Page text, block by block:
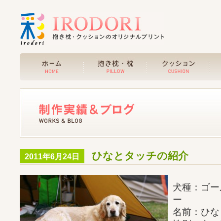
2011年6月24日 ひなとタッチの紹介
犬種：ゴ
ー
名前：ひな